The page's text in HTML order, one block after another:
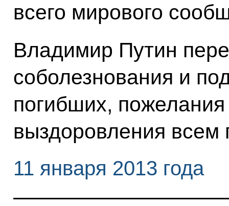
всего мирового
Владимир Путин
соболезнования и
погибших,
выздоровления
11 января 2013 года